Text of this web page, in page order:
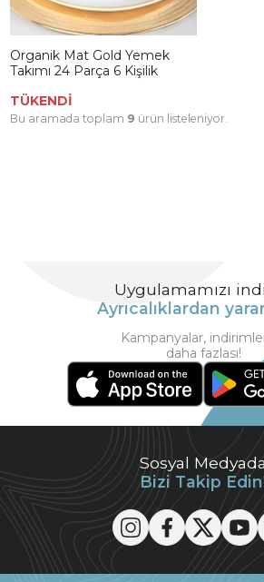
Organik Mat Gold Yemek
Takımı 24 Parça 6 Kişilik
TÜKENDİ
Bu aramada toplam 9 ürün listeleniyor.
Sosyal Medyada
Bizi Takip
Uygulamamızı
Ayrıcalıklardan
Kampanyalar,
daha fazlası!